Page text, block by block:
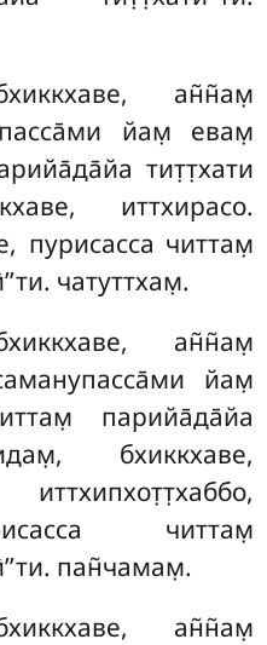
ан̃н̃ам̣
йам̣ евам̣
тит̣т̣хати
иттхирасо.
пурисасса читтам̣
чатуттхам̣.
ан̃н̃ам̣
йам̣
парийа̄да̄йа
бхиккхаве,
читтам̣
пан̃чамам̣.
ан̃н̃ам̣